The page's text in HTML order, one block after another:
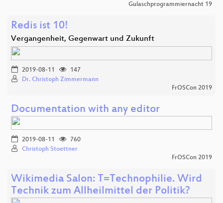
Gulaschprogrammiernacht 19
Redis ist 10!
Vergangenheit, Gegenwart und Zukunft
2019-08-11
147
Dr. Christoph Zimmermann
FrOSCon 2019
Documentation with any editor
2019-08-11
760
Christoph Stoettner
FrOSCon 2019
Wikimedia Salon: T=Technophilie. Wird
Technik zum Allheilmittel der Politik?